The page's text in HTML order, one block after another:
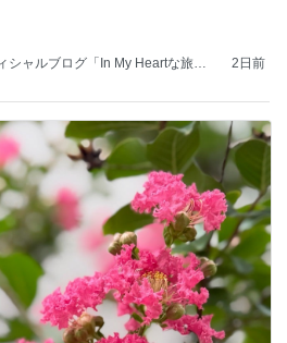
シャルブログ「In My Heartな旅日
2日前